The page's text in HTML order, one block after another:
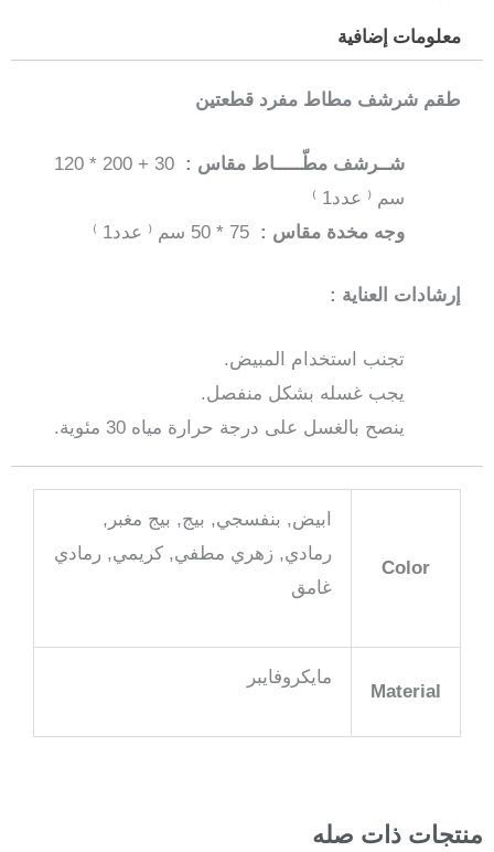
مقاس
معلومات إضافية
طقم شرشف مطاط مفرد قطعتين
شــرشف مطّـــــاط مقاس :
30 + 200 * 120
سم ⁽ عدد1 ⁾
وجه مخدة مقاس :
إرشادات العناية :
تجنب استخدام المبيض.
يجب غسله بشكل منفصل.
ينصح بالغسل على درجة حرارة مياه 30 مئوية.
Color
ابيض, بنفسجي, بيج, بيج مغبر,
رمادي, زهري مطفي, كريمي, رمادي
غامق
Material
مايكروفايبر
منتجات ذات صله